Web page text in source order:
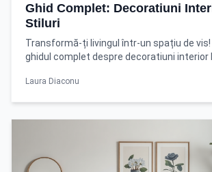
Ghid Complet: Decoratiuni
Stiluri
Transformă-ți livingul într-un spațiu de
ghidul complet despre decoratiuni interior
Laura Diaconu